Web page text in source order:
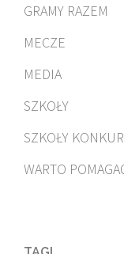
GRAMY RAZEM
MECZE
MEDIA
SZKOŁY
SZKOŁY
WARTO